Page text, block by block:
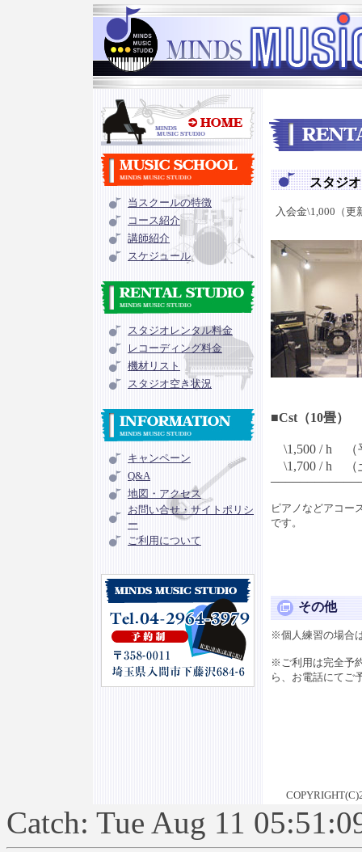
当スクールの特徴
コース紹介
講師紹介
スケジュール
スタジオレンタル料金
レコーディング料金
機材リスト
スタジオ空き状況
キャンペーン
Q&A
地図・アクセス
お問い合せ・サイトポリシ
ー
ご利用について
スタジ
入会金\1,000（更
■Cst（10畳）
\1,500 / h （
\1,700 / h （
ピアノなどアコー
です。
その他
※個人練習の場合
※ご利用は完全予
ら、お電話にてご
Catch: Tue Aug 11